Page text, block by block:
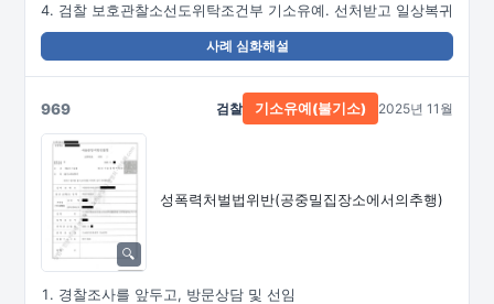
검찰 보호관찰소선도위탁조건부 기소유예. 선처받고 일상복귀
사례 심화해설
969
성폭력처벌법위반(공중밀집장소에서의추행)
검찰 기소유예(불기소) 2025년 11월
경찰조사를 앞두고, 방문상담 및 선임